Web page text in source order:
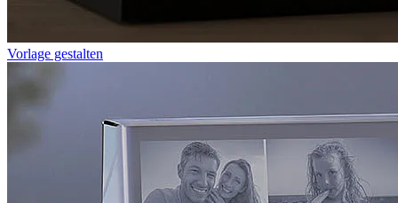
Vorlage gestalten